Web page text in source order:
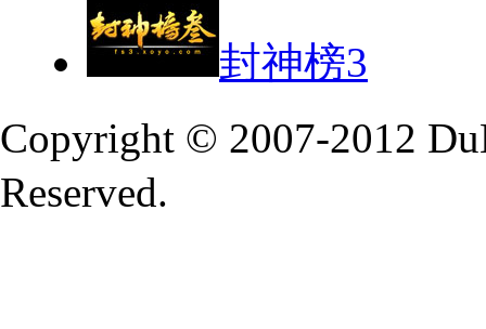
封神榜3
Copyright © 2007-2012
Reserved.